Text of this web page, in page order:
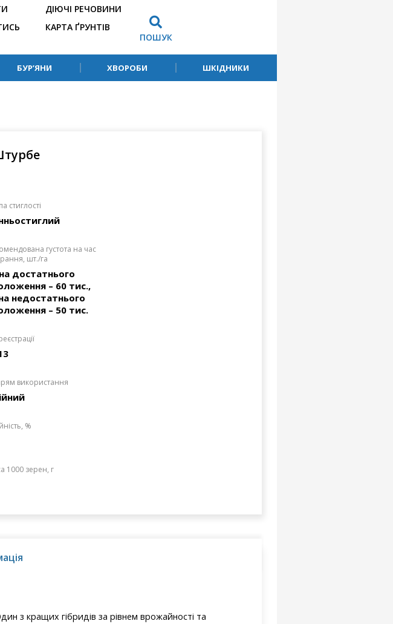
ДІЮЧІ РЕЧОВИНИ
КАРТА ҐРУНТІВ
ПОШУК
БУР’ЯНИ ХВОРОБИ ШКІДНИКИ
стиглості
густота на час
шт./га
достатнього
– 60 тис.,
недостатнього
– 50 тис.
використання
%
1000 зерен, г
з кращих гібридів за рівнем врожайності та